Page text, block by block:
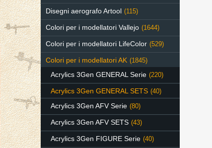
Disegni aerografo Artool (115)
Colori per i modellatori Vallejo (1644)
Colori per i modellatori LifeColor (529)
Colori per i modellatori AK (1845)
Acrylics 3Gen GENERAL Serie (220)
Acrylics 3Gen GENERAL SETS (40)
Acrylics 3Gen AFV Serie (80)
Acrylics 3Gen AFV SETS (43)
Acrylics 3Gen FIGURE Serie (40)